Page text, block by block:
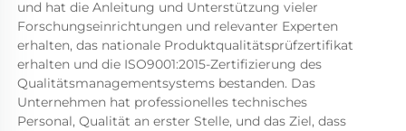
und hat die Anleitung und Unterstützung vieler
Forschungseinrichtungen und relevanter Experten
erhalten, das nationale Produktqualitätsprüfzertifikat
erhalten und die ISO9001:2015-Zertifizierung des
Qualitätsmanagementsystems bestanden. Das
Unternehmen hat professionelles technisches
Personal, Qualität an erster Stelle, und das Ziel, dass